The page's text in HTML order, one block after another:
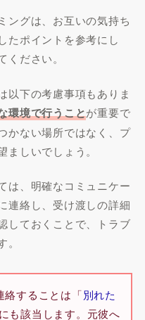
ングは、お互いの気持ち
たポイントを参考にし
ださい。
以下の考慮事項もありま
環境で行うことが重要で
かない場所ではなく、プ
しいでしょう。
は、明確なコミュニケー
連絡し、受け渡しの詳細
しておくことで、トラブ
絡することは「別れた
も該当します。元彼へ